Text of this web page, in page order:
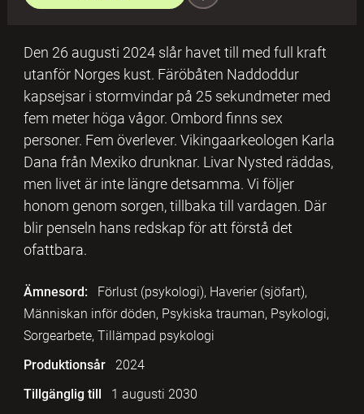
Den 26 augusti 2024 slår havet till med full kraft
utanför Norges kust. Färöbåten Naddoddur
kapsejsar i stormvindar på 25 sekundmeter med
fem meter höga vågor. Ombord finns sex
personer. Fem överlever. Vikingaarkeologen Karla
Dana från Mexiko drunknar. Livar Nysted räddas,
men livet är inte längre detsamma. Vi följer
honom genom sorgen, tillbaka till vardagen. Där
blir penseln hans redskap för att förstå det
ofattbara.
Ämnesord:
Förlust (psykologi), Haverier (sjöfart),
Människan inför döden, Psykiska trauman, Psykologi,
Sorgearbete, Tillämpad psykologi
Produktionsår
2024
Tillgänglig till
1 augusti 2030